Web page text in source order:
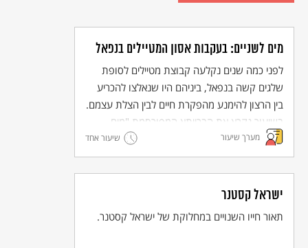
מים לשניים: בעקבות אסון המטיילים בנפאל
לפני כמה שנים נקלעה קבוצת מטיילים לסופת
שלגים קשה בנפאל, ביניהם היו שנאלצו להכריע
בין הרצון להימנע מהפקרת חיים לבין הצלת עצמם.
בשיעור נקרא את הברייתא המפורסמת "מים
לשניים" ונדון בה לאור האסון בנפאל.
מערך שיעור שיעור אחד
ישראל קסטנר
תאור חייו השנויים במחלוקת של ישראל קסטנר.